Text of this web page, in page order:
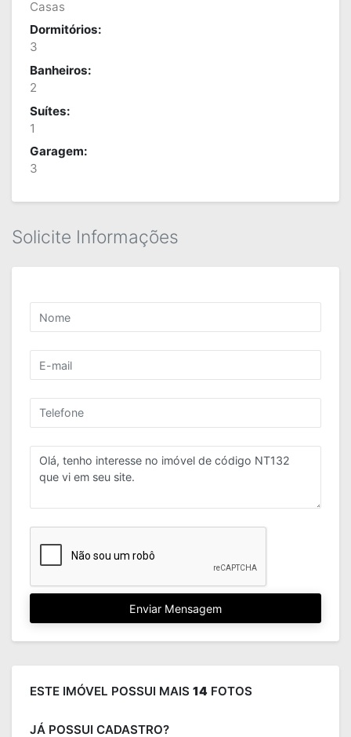
Casas
Dormitórios:
3
Banheiros:
2
Suítes:
1
Garagem:
3
Solicite Informações
Enviar Mensagem
ESTE IMÓVEL POSSUI MAIS 14FOTOS
JÁ POSSUI CADASTRO?